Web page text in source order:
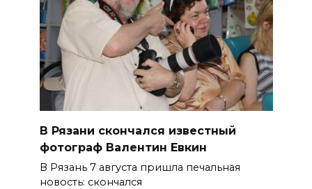
В Рязани скончался известный
фотограф Валентин Евкин
В Рязань 7 августа пришла печальная
новость: скончался